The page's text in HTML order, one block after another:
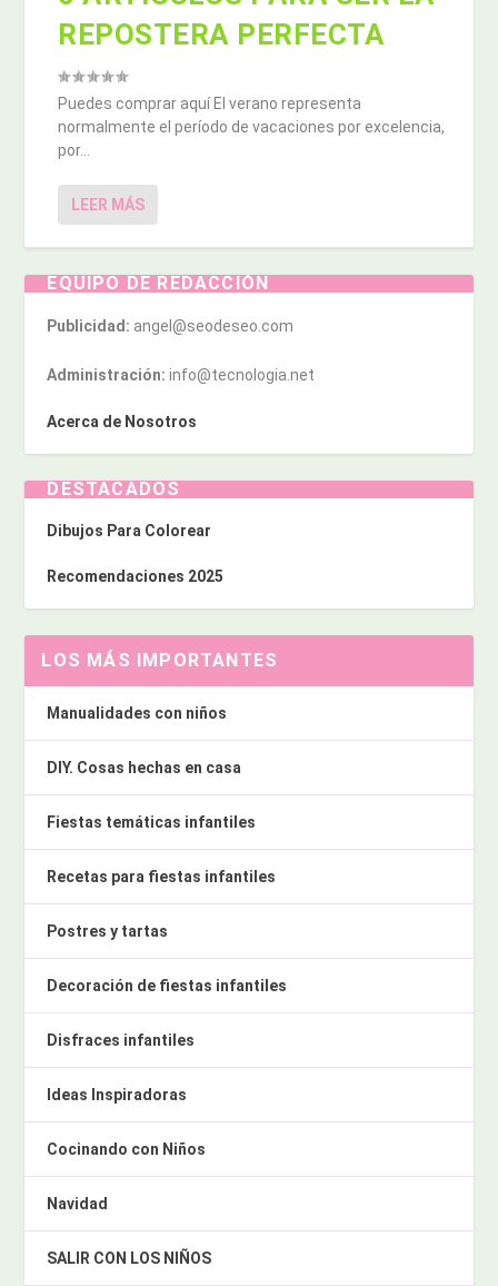
REPOSTERA PERFECTA
Puedes comprar aquí El verano representa
normalmente el período de vacaciones por excelencia,
por...
LEER MÁS
EQUIPO DE REDACCIÓN
Publicidad: angel@seodeseo.com
Administración: info@tecnologia.net
Acerca de Nosotros
DESTACADOS
Dibujos Para Colorear
Recomendaciones 2025
LOS MÁS IMPORTANTES
Manualidades con niños
DIY. Cosas hechas en casa
Fiestas temáticas infantiles
Recetas para fiestas infantiles
Postres y tartas
Decoración de fiestas infantiles
Disfraces infantiles
Ideas Inspiradoras
Cocinando con Niños
Navidad
SALIR CON LOS NIÑOS